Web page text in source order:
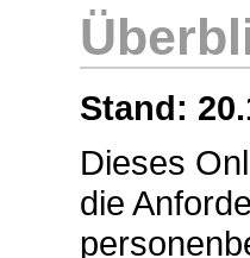
Stand:
Dieses
die